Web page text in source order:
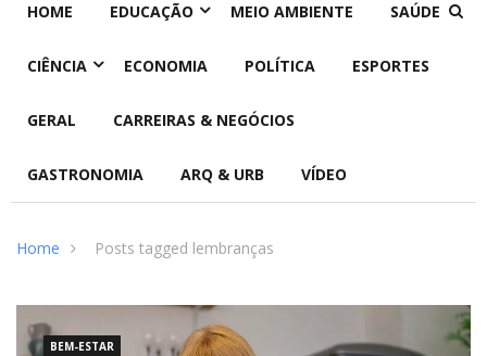
HOME EDUCAÇÃO MEIO AMBIENTE SAÚDE
CIÊNCIA ECONOMIA POLÍTICA ESPORTES
GERAL CARREIRAS & NEGÓCIOS
GASTRONOMIA ARQ & URB VÍDEO
Home Posts tagged lembranças
BEM-ESTAR